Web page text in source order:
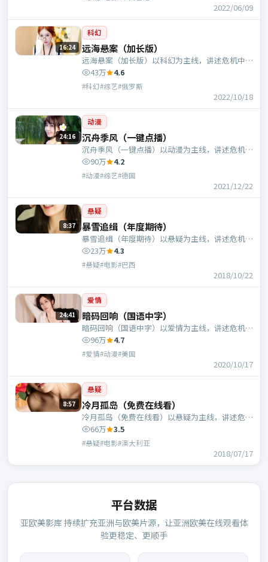
2022/06/09
16:24
科幻
远海悬案（加长版）
远海悬案（加长版）以科幻为主线，讲述危机中的
抉择与人物成长；俄罗斯班底，申奥执导，张曼
玉、奥黛丽·塔图等主演。
43万 4.6
#科幻#综艺#俄罗斯
2022/10/18
24:16
动漫
沉舟季风（一键点播）
沉舟季风（一键点播）以动漫为主线，讲述危机中
的抉择与人物成长；德国班底，饶晓志执导，雷佳
音、长泽雅美等主演。
90万 4.2
#动漫#综艺#德国
2021/12/22
8:37
悬疑
暴雪追缉（年度期待）
暴雪追缉（年度期待）以悬疑为主线，讲述危机中
的抉择与人物成长；巴西班底，管虎执导，于和
伟、周冬雨等主演。
23万 4.3
#悬疑#电影#巴西
2018/10/22
24:41
爱情
暗码回响（国语中字）
暗码回响（国语中字）以爱情为主线，讲述危机中
的抉择与人物成长；美国班底，宁浩执导，凯特·
布兰切特、蕾雅·赛杜等主演。
96万 4.7
#爱情#动漫#美国
2020/10/17
8:57
悬疑
冷月孤岛（免费在线看）
冷月孤岛（免费在线看）以悬疑为主线，讲述危机
中的抉择与人物成长；澳大利亚班底，乌尔善执
导，胡歌、张译等主演。
66万 3.5
#悬疑#电影#澳大利亚
2018/07/17
平台数据
亚欧美影库 持续扩充亚洲与欧美片源，让亚洲欧美在线观看体
验更稳定、更顺手